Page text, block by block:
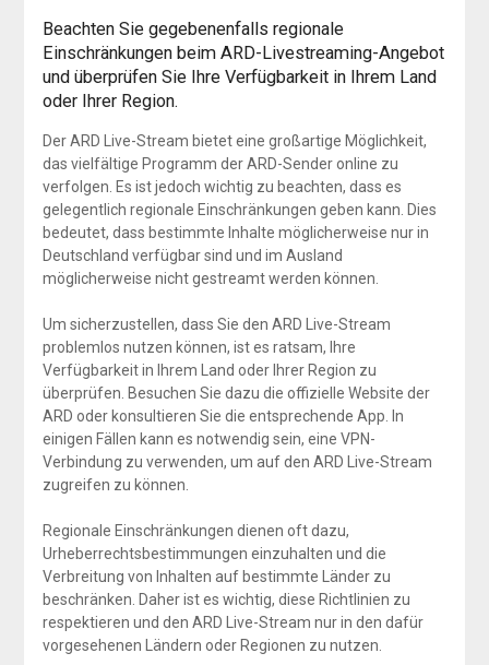
Beachten Sie gegebenenfalls regionale
Einschränkungen beim ARD-Livestreaming-Angebot
und überprüfen Sie Ihre Verfügbarkeit in Ihrem Land
oder Ihrer Region.
Der ARD Live-Stream bietet eine großartige Möglichkeit,
das vielfältige Programm der ARD-Sender online zu
verfolgen. Es ist jedoch wichtig zu beachten, dass es
gelegentlich regionale Einschränkungen geben kann. Dies
bedeutet, dass bestimmte Inhalte möglicherweise nur in
Deutschland verfügbar sind und im Ausland
möglicherweise nicht gestreamt werden können.
Um sicherzustellen, dass Sie den ARD Live-Stream
problemlos nutzen können, ist es ratsam, Ihre
Verfügbarkeit in Ihrem Land oder Ihrer Region zu
überprüfen. Besuchen Sie dazu die offizielle Website der
ARD oder konsultieren Sie die entsprechende App. In
einigen Fällen kann es notwendig sein, eine VPN-
Verbindung zu verwenden, um auf den ARD Live-Stream
zugreifen zu können.
Regionale Einschränkungen dienen oft dazu,
Urheberrechtsbestimmungen einzuhalten und die
Verbreitung von Inhalten auf bestimmte Länder zu
beschränken. Daher ist es wichtig, diese Richtlinien zu
respektieren und den ARD Live-Stream nur in den dafür
vorgesehenen Ländern oder Regionen zu nutzen.